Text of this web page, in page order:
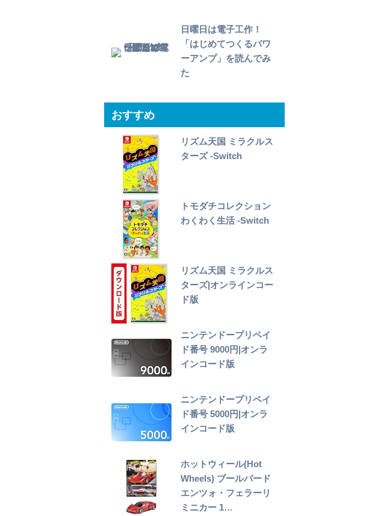
日曜日は電子工作！
「はじめてつくるパワ
ーアンプ」を読んでみ
た
おすすめ
リズム天国 ミラクルス
ターズ -Switch
トモダチコレクション
わくわく生活 -Switch
リズム天国 ミラクルス
ターズ|オンラインコー
ド版
ニンテンドープリペイ
ド番号 9000円|オンラ
インコード版
ニンテンドープリペイ
ド番号 5000円|オンラ
インコード版
ホットウィール(Hot
Wheels) ブールバード
エンツォ・フェラーリ
ミニカー 1…